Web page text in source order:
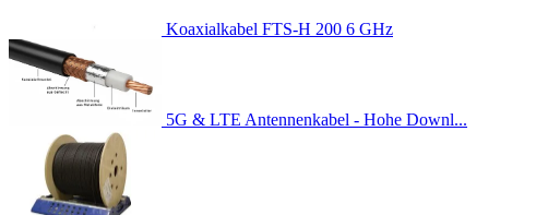
Koaxialkabel FTS-H 200 6 GHz
5G & LTE Antennenkabel - Hohe Downl...